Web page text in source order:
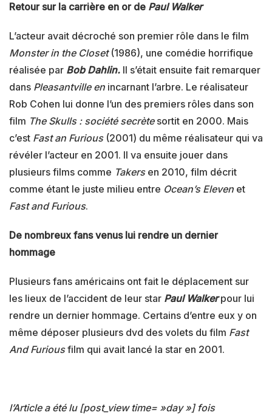
Retour sur la carrière en or de Paul Walker
L’acteur avait décroché son premier rôle dans le film
Monster in the Closet(1986), une comédie horrifique
réalisée par Bob Dahlin. Il s’était ensuite fait remarquer
dans Pleasantville en incarnant l’arbre. Le réalisateur
Rob Cohen lui donne l’un des premiers rôles dans son
film The Skulls : société secrète sortit en 2000. Mais
c’est Fast an Furious(2001) du même réalisateur qui va
révéler l’acteur en 2001. Il va ensuite jouer dans
plusieurs films comme Takersen 2010, film décrit
comme étant le juste milieu entre Ocean’s Eleven et
Fast and Furious.
De nombreux fans venus lui rendre un dernier
hommage
Plusieurs fans américains ont fait le déplacement sur
les lieux de l’accident de leur star Paul Walkerpour lui
rendre un dernier hommage. Certains d’entre eux y on
même déposer plusieurs dvd des volets du film Fast
And Furiousfilm qui avait lancé la star en 2001.
l’Article a été lu [post_view time= »day »] fois